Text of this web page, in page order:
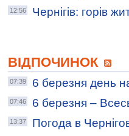
12:56
Чернігів: горів
ВІДПОЧИНОК
07:39 6 березня день
07:46 6 березня –
13:37 Погода в